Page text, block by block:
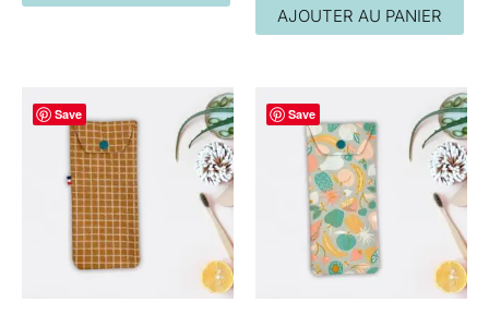
AJOUTER AU PANIER
Save Save